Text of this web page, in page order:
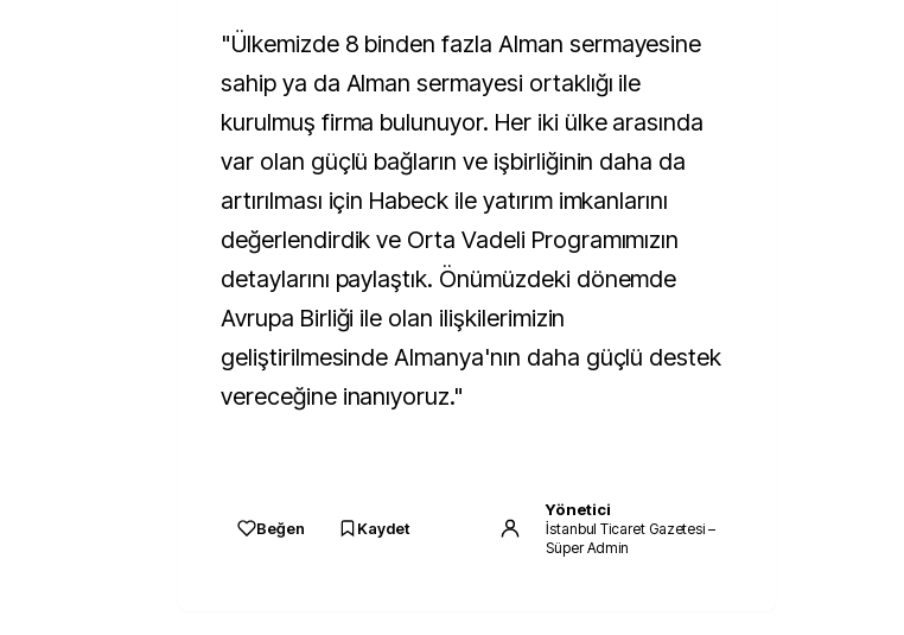
"Ülkemizde 8 binden fazla Alman sermayesine
sahip ya da Alman sermayesi ortaklığı ile
kurulmuş firma bulunuyor. Her iki ülke arasında
var olan güçlü bağların ve işbirliğinin daha da
artırılması için Habeck ile yatırım imkanlarını
değerlendirdik ve Orta Vadeli Programımızın
detaylarını paylaştık. Önümüzdeki dönemde
Avrupa Birliği ile olan ilişkilerimizin
geliştirilmesinde Almanya'nın daha güçlü destek
vereceğine inanıyoruz."
Beğen Kaydet
Yönetici
İstanbul Ticaret Gazetesi –
Süper Admin